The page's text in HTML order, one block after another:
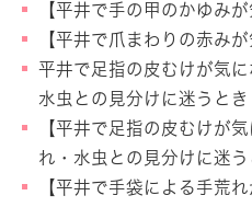
【平井で手の甲のかゆみが
【平井で爪まわりの赤みが
平井で足指の皮むけが気
水虫との見分けに迷うとき
【平井で足指の皮むけが
れ・水虫との見分けに迷う
【平井で手袋による手荒